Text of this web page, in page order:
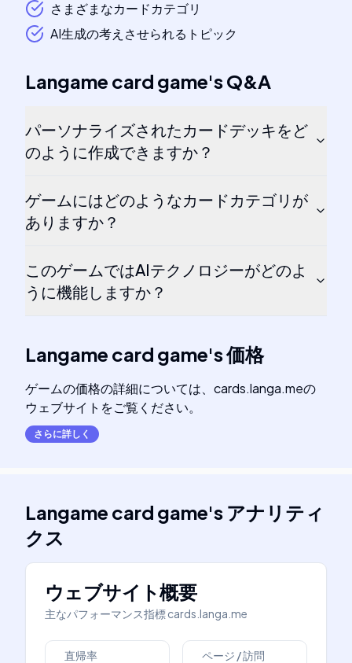
さまざまなカードカテゴリ
AI生成の考えさせられるトピック
Langame card game'sQ&A
パーソナライズされたカードデッキをど
のように作成できますか？
ゲームにはどのようなカードカテゴリが
ありますか？
このゲームではAIテクノロジーがどのよ
うに機能しますか？
Langame card game's価格
ゲームの価格の詳細については、cards.langa.meの
ウェブサイトをご覧ください。
さらに詳しく
Langame card game's アナリティ
クス
ウェブサイト概要
主なパフォーマンス指標cards.langa.me
直帰率 ページ / 訪問